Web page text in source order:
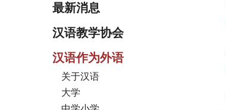
最新消息
汉语教学协会
汉语作为外语
关于汉语
大学